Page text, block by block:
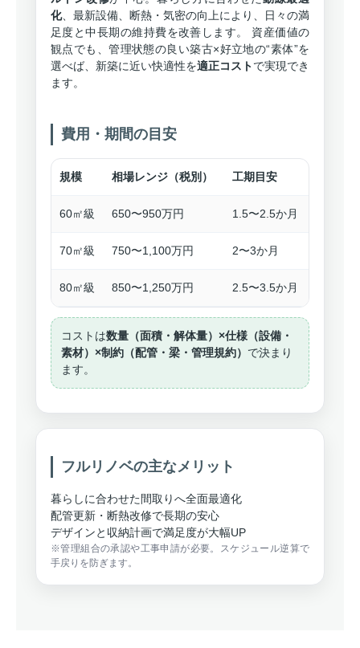
化、最新設備、断熱・気密の向上により、日々の満
足度と中長期の維持費を改善します。 資産価値の
観点でも、管理状態の良い築古×好立地の“素体”を
選べば、新築に近い快適性を適正コストで実現でき
ます。
費用・期間の目安
規模 相場レンジ（税別） 工期目安
60㎡級 650〜950万円 1.5〜2.5か月
70㎡級 750〜1,100万円 2〜3か月
80㎡級 850〜1,250万円 2.5〜3.5か月
コストは数量（面積・解体量）×仕様（設備・
素材）×制約（配管・梁・管理規約） で決まり
ます。
フルリノベの主なメリット
暮らしに合わせた間取りへ全面最適化
配管更新・断熱改修で長期の安心
デザインと収納計画で満足度が大幅UP
※管理組合の承認や工事申請が必要。スケジュール逆算で
手戻りを防ぎます。